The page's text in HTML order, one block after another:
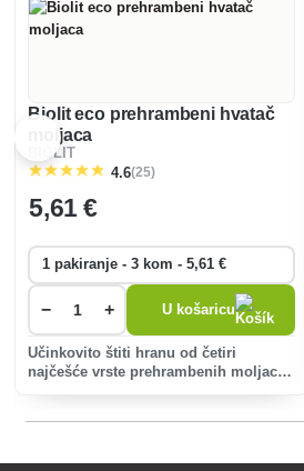
Biolit eco prehrambeni hvatač
moljaca
BIOLIT
4.6(25)
5,61 €
− + U košaricu
Učinkovito štiti hranu od četiri
najčešće vrste prehrambenih moljaca.